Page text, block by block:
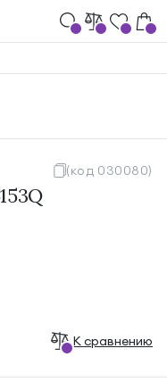
(код 030080)
К сравнению